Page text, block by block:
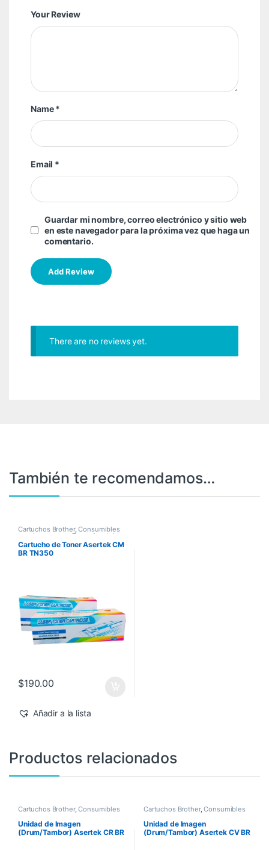
Your Review
Name*
Email *
Guardar mi nombre, correo electrónico y sitio web
en este navegador para la próxima vez que haga un
comentario.
There are no reviews yet.
También te recomendamos…
Cartuchos Brother,Consumibles
para Impresoras Toner Asertek
Cartucho de Toner Asertek CM
BR TN350
$190.00
Añadir a la lista
Productos relacionados
Cartuchos Brother,Consumibles
Unidad de Imagen
(Drum/Tambor) Asertek CR BR
Cartuchos Brother,Consumibles
Unidad de Imagen
(Drum/Tambor) Asertek CV BR